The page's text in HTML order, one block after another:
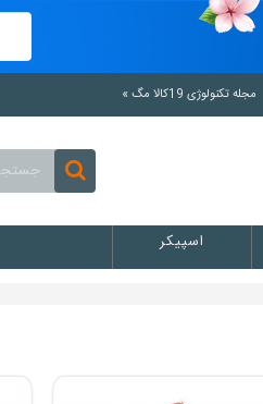
مجله تکنولوژی 19کالا مگ »
اسپیکر